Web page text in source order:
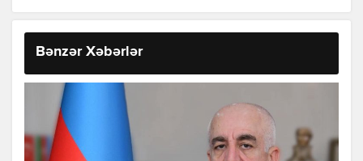
Bənzər Xəbərlər